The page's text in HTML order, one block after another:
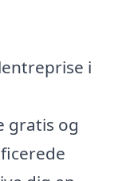
i
gratis og